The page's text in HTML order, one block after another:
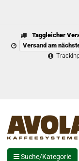
Taggleicher
Versand am
Suche/Kategorie